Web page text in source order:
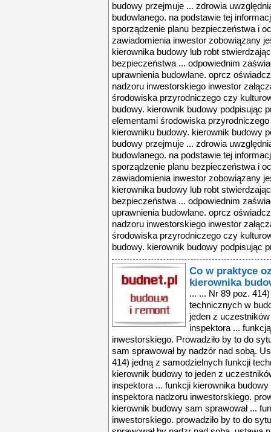
budowy przejmuje ... zdrowia
budowlanego. na podstawie tej
sporządzenie planu bezpieczeństwa i
zawiadomienia inwestor zobowiązany
kierownika budowy lub robt
bezpieczeństwa ... odpowiednim
uprawnienia budowlane. oprcz
nadzoru inwestorskiego inwestor
środowiska przyrodniczego czy
budowy. kierownik budowy podpisując
elementami środowiska
kierowniku budowy. kierownik budowy
budowy przejmuje ... zdrowia
budowlanego. na podstawie tej
sporządzenie planu bezpieczeństwa i
zawiadomienia inwestor zobowiązany
kierownika budowy lub robt
bezpieczeństwa ... odpowiednim
uprawnienia budowlane. oprcz
nadzoru inwestorskiego inwestor
środowiska przyrodniczego czy
budowy. kierownik budowy podpisując
Co w praktyce
kierownika
... ... Nr 89 poz. 414) jedną z samodzielnych funkcji technicznych w budownictwie a kierownik budowy to jeden z uczestników procesu budowy, obok inwestora, inspektora ... funkcją inspektora nadzoru inwestorskiego. Prowadziło by to do sytuacji w której kierownik budowy sam sprawował by nadzór nad sobą. Ustawa nie zabrania ... Nr 89 poz. 414) jedną z samodzielnych funkcji technicznych w budownictwie a kierownik budowy to jeden z uczestników procesu budowy, obok inwestora, inspektora ... funkcji kierownika budowy nie wolno łączyć z funkcją inspektora nadzoru inwestorskiego. prowadziło by to do sytuacji w ktrej kierownik budowy sam sprawował ... funkcją inspektora nadzoru inwestorskiego. prowadziło by to do sytuacji w ktrej kierownik budowy sam sprawował by nadzr nad sobą. ustawa nie zabrania jednak ... nr 89 poz. 414) jedną z samodzielnych funkcji technicznych w budownictwie a kierownik budowy to jeden z uczestników procesu budowy, obok inwestora, inspektora ... co w praktyce oznacza podjęcie obowiązków kierownika budowy? ... funkcji kierownika budowy nie wolno łączyć z funkcją inspektora nadzoru inwestorskiego. prowadziło by to do sytuacji w ktrej kierownik budowy sam sprawował ... jako pierwszy obowiązki wykonawcy na budowie, czy przejmuje je po poprzednim kierowniku budowy w oświadczenie stwierdza się alternatywnie podjęcie bądź ... funkcji kierownika budowy nie wolno łączyć z funkcją inspektora nadzoru inwestorskiego. prowadziło by to do sytuacji w ktrej kierownik budowy sam sprawował ... funkcją inspektora nadzoru inwestorskiego. prowadziło by to do sytuacji w ktrej kierownik budowy sam sprawował by nadzr nad sobą. ustawa nie zabrania jednak ... nr 89 poz. 414) jedną z samodzielnych funkcji technicznych w budownictwie a kierownik budowy to jeden z uczestników procesu budowy, obok inwestora, inspektora ... co w praktyce oznacza podjęcie obowiązków kierownika budowy? ... funkcji kierownika budowy nie wolno łączyć z funkcją inspektora nadzoru inwestorskiego. prowadziło by to do sytuacji w ktrej kierownik budowy sam sprawował ... jako pierwszy obowiązki wykonawcy na budowie, czy przejmuje je po poprzednim kierowniku budowy w oświadczenie stwierdza się alternatywnie podjęcie bądź ... funkcji kierownika budowy nie wolno łączyć z funkcją inspektora nadzoru inwestorskiego. prowadziło by to do sytuacji w ktrej kierownik budowy sam sprawował ... funkcją inspektora nadzoru inwestorskiego. prowadziło by to do sytuacji w ktrej kierownik budowy sam sprawował by nadzr nad sobą. ustawa nie zabrania jednak ... nr 89 poz. 414) jedną z samodzielnych funkcji technicznych w budownictwie a kierownik budowy to jeden z uczestników procesu budowy, obok inwestora, inspektora ... co w praktyce oznacza podjęcie obowiązków kierownika budowy? ... funkcji kierownika budowy nie wolno łączyć z funkcją inspektora nadzoru inwestorskiego. prowadziło by to do sytuacji w ktrej kierownik budowy sam sprawował ... jako pierwszy obowiązki wykonawcy na budowie, czy przejmuje je po poprzednim kierowniku budowy w oświadczenie stwierdza się alternatywnie podjęcie bądź ... funkcji kierownika budowy nie wolno łączyć z funkcją inspektora nadzoru inwestorskiego. prowadziło by to do sytuacji w ktrej kierownik budowy sam sprawował ... funkcją inspektora nadzoru inwestorskiego. prowadziło by to do sytuacji w ktrej kierownik budowy sam sprawował by nadzr nad sobą. ustawa nie zabrania jednak ... nr 89 poz. 414) jedną z samodzielnych funkcji technicznych w budownictwie a kierownik budowy to jeden z uczestników procesu budowy, obok inwestora, inspektora ... co w praktyce oznacza podjęcie obowiązków kierownika budowy? ... funkcji kierownika budowy nie wolno łączyć z funkcją inspektora nadzoru inwestorskiego. prowadziło by to do sytuacji w ktrej kierownik budowy sam sprawował ... jako pierwszy obowiązki wykonawcy na budowie, czy przejmuje je po poprzednim